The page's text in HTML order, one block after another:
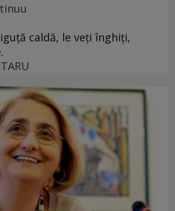
caldă, le veţi înghiţi,